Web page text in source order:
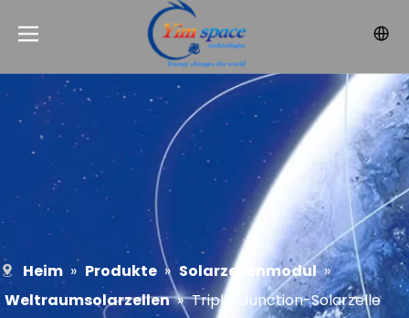
Heim » Produkte » Solarzellenmodul »
Weltraumsolarzellen » Triple-Junction-Solarzelle